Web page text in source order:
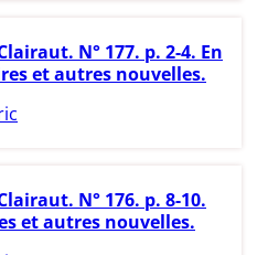
N° 177. p. 2-4. En
et autres nouvelles.
N° 176. p. 8-10.
et autres nouvelles.